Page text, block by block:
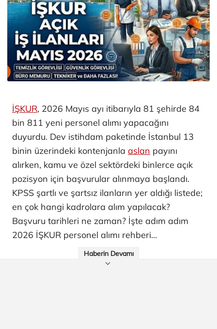
İŞKUR, 2026 Mayıs ayı itibarıyla 81 şehirde 84
bin 811 yeni personel alımı yapacağını
duyurdu. Dev istihdam paketinde İstanbul 13
binin üzerindeki kontenjanla aslan payını
alırken, kamu ve özel sektördeki binlerce açık
pozisyon için başvurular alınmaya başlandı.
KPSS şartlı ve şartsız ilanların yer aldığı listede;
en çok hangi kadrolara alım yapılacak?
Başvuru tarihleri ne zaman? İşte adım adım
2026 İŞKUR personel alımı rehberi...
Haberin Devamı